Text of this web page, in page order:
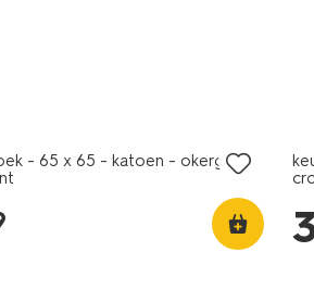
- 65 x 65 - katoen - okergeel